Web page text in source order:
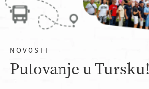
NOVOSTI
Putovanje u Tursku!